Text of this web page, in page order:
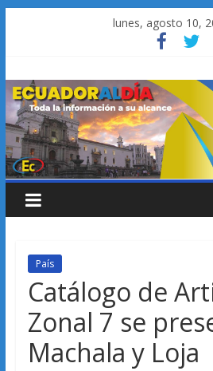
lunes, agosto 10,
País
Catálogo de
Zonal 7 se
Machala y Loja